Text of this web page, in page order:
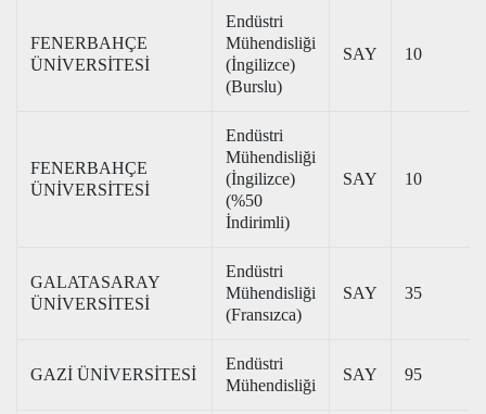
FENERBAHÇE
ÜNİVERSİTESİ
Endüstri
Mühendisliği
(İngilizce)
(Burslu)
SAY 10
FENERBAHÇE
ÜNİVERSİTESİ
Endüstri
Mühendisliği
(İngilizce)
(%50
İndirimli)
SAY 10
GALATASARAY
ÜNİVERSİTESİ
Endüstri
Mühendisliği
(Fransızca)
SAY 35
GAZİ ÜNİVERSİTESİ
Endüstri
Mühendisliği
SAY 95